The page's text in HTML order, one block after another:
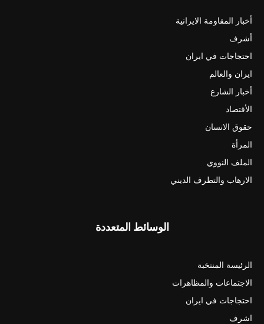
أخبار المقاومة الايرانية
أشرف
احتجاجات في ايران
ايران والعالم
أخبار الشارع
الأقتصاد
حقوق الانسان
المرأة
الملف النووي
الارهاب والتطرف الديني
الوسائط المتعددة
الرئيسة المنتخبة
الاجتماعات والمظاهرات
احتجاجات في ايران
اشرف